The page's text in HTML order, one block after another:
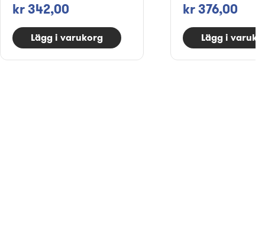
kr 342,00
Lägg i varukorg
kr 376,00
Lägg i